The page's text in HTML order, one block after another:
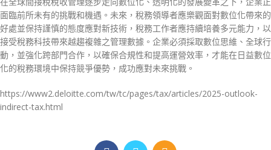
面臨前所未有的挑戰和機遇。未來，稅務領導者應樂觀面對數位化帶來的
好處並保持謹慎的態度應對新技術，稅務工作者應持續培養多元能力，以
接受稅務科技帶來越趨複雜之管理數據。企業必須採取數位思維、全球行
動，並強化跨部門合作，以確保合規性和提高運營效率，才能在日益數位
化的稅務環境中保持競爭優勢，成功應對未來挑戰。
https://www2.deloitte.com/tw/tc/pages/tax/articles/2025-outlook-
indirect-tax.html